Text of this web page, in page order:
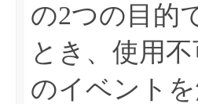
の2つの目的
とき、使用
のイベント